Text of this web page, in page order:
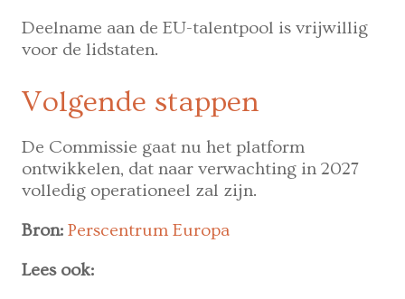
Deelname aan de EU-talentpool is vrijwillig
voor de lidstaten.
Volgende stappen
De Commissie gaat nu het platform
ontwikkelen, dat naar verwachting in 2027
volledig operationeel zal zijn.
Bron:Perscentrum Europa
Lees ook: